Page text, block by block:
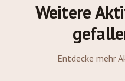
Weitere
Entdecke mehr